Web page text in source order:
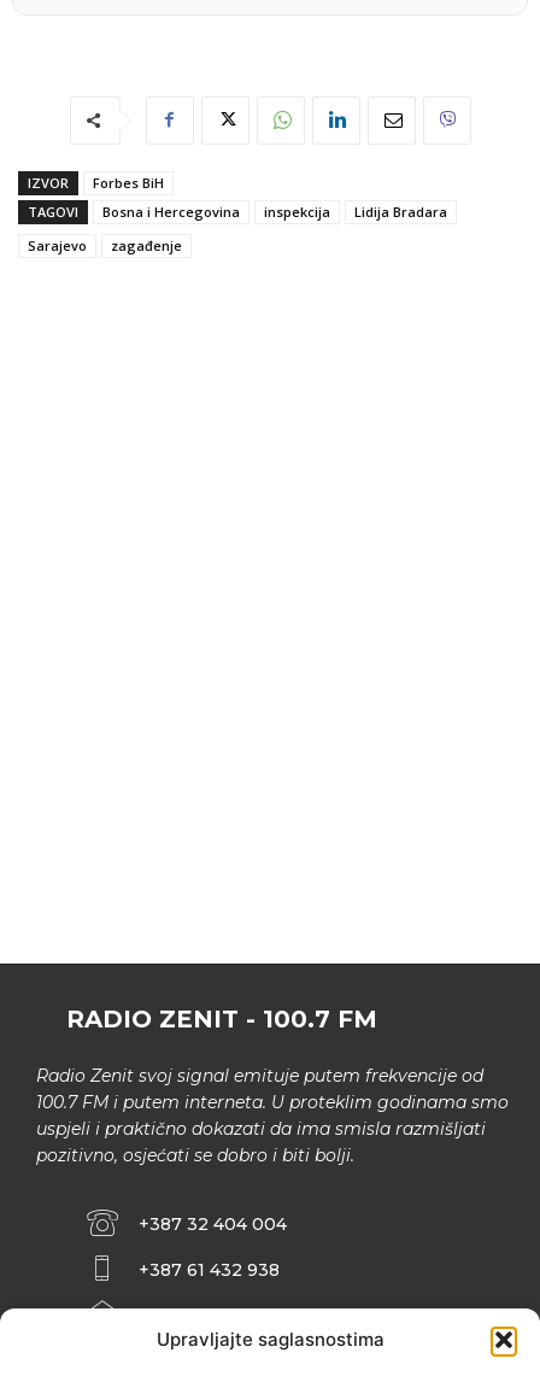
Upravljajte saglasnostima
IZVOR
Forbes BiH
TAGOVI
Bosna i Hercegovina inspekcija
Lidija Bradara
Sarajevo
zagađenje
RADIO ZENIT - 100.7 FM
Radio Zenit svoj signal emituje putem frekvencije od
100.7 FM i putem interneta. U proteklim godinama smo
uspjeli i praktično dokazati da ima smisla razmišljati
pozitivno, osjećati se dobro i biti bolji.
+387 32 404 004
+387 61 432 938
INFO@ZENIT.BA